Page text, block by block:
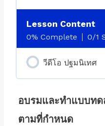
Lesson Content
0% Complete 0/1
วีดีโอ ปฐมนิเทศ
อบรมและทำแบบท
ตามที่กำหนด